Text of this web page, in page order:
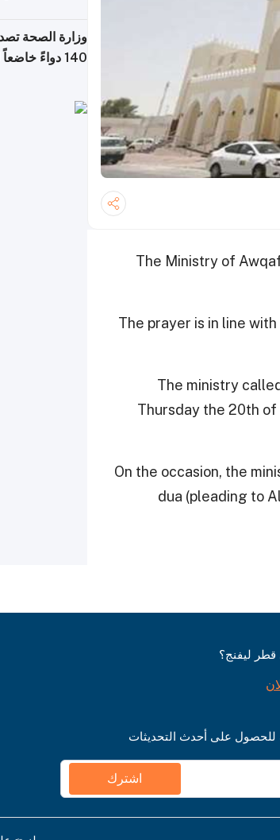
The Ministry of
The prayer is in line
The ministry
Thursday the 20th of
On the occasion, the
dua (pleading to
وزارة الصحة
140 دواءً
ليفنج؟
للحصول على أحدث التحديثات
اشترك